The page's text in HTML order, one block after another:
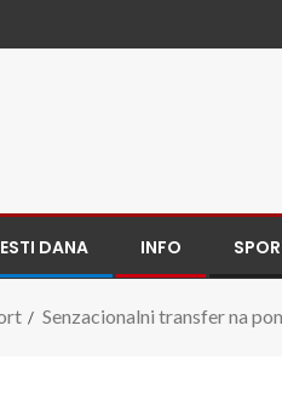
DANA INFO
Senzacionalni transfer na